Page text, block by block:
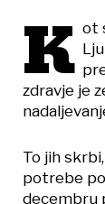
K ot
zdravje je
To jih
potrebe
decembru